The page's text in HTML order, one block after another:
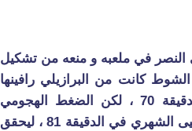
النصر في ملعبه و منعه من تشكيل
كانت من البرازيلي رافينها
الذي اطلق تسديدة جميلة تصدت لها العارضة في الدقيقة 70 ، لكن الضغط الهجومي
النصراوي بعد ذلك اثمر عن هدف التقليص عن طريق يحيى الشهري في الدقيقة 81 ، ليحقق